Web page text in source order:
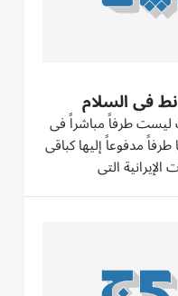
في السلام
ليست طرفاً مباشراً فى
مدفوعاً إليها كباقى
التى
الذي كافحت منذ